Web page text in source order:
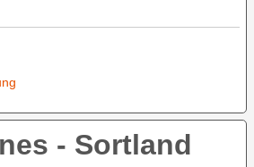
- Sortland